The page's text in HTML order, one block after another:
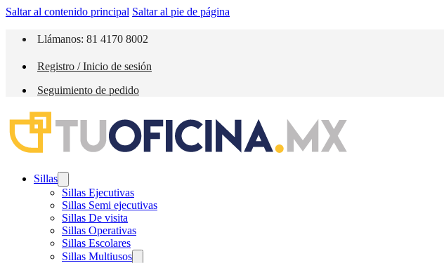
Saltar al contenido principal Saltar al pie de página
Llámanos: 81 4170 8002
Registro / Inicio de sesión
Seguimiento de pedido
Sillas
Sillas Ejecutivas
Sillas Semi ejecutivas
Sillas De visita
Sillas Operativas
Sillas Escolares
Sillas Multiusos